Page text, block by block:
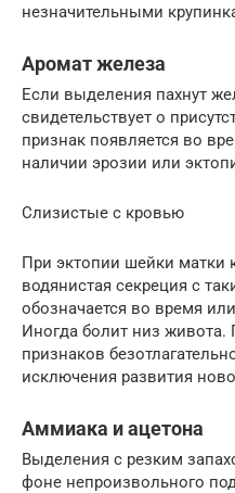
незначительными
Аромат железа
Если выделения пахнут
свидетельствует о
признак появляется во
наличии эрозии или
Слизистые с кровью
При эктопии шейки матки
водянистая секреция с
обозначается во время
Иногда болит низ живота.
признаков
исключения развития
Аммиака и ацетона
Выделения с резким
фоне непроизвольного